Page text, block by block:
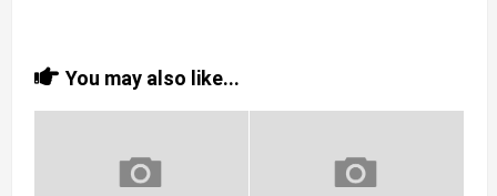
You may also like...